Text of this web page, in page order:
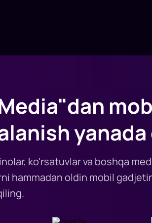
ko'rsatuvlar va boshqa
hammadan oldin mobil